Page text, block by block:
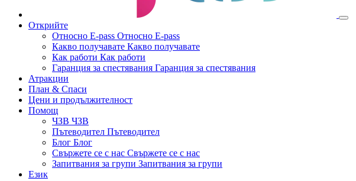
Открийте
Относно E-pass Относно E-pass
Какво получавате Какво получавате
Как работи Как работи
Гаранция за спестявания Гаранция за спестявания
Атракции
План & Спаси
Цени и продължителност
Помощ
ЧЗВ ЧЗВ
Пътеводител Пътеводител
Блог Блог
Свържете се с нас Свържете се с нас
Запитвания за групи Запитвания за групи
Език